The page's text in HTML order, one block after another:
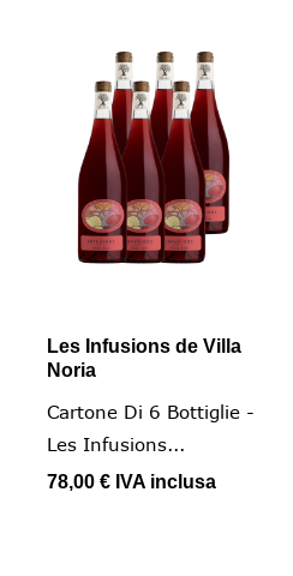
Les Infusions de Villa
Noria
Cartone Di 6 Bottiglie -
Les Infusions...
78,00 € IVA inclusa